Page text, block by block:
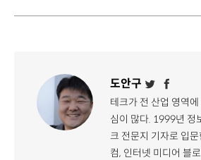
도안구
테크가 전 산업 영역
심이 많다. 1999년 정
크 전문지 기자로 입
컴, 인터넷 미디어 블